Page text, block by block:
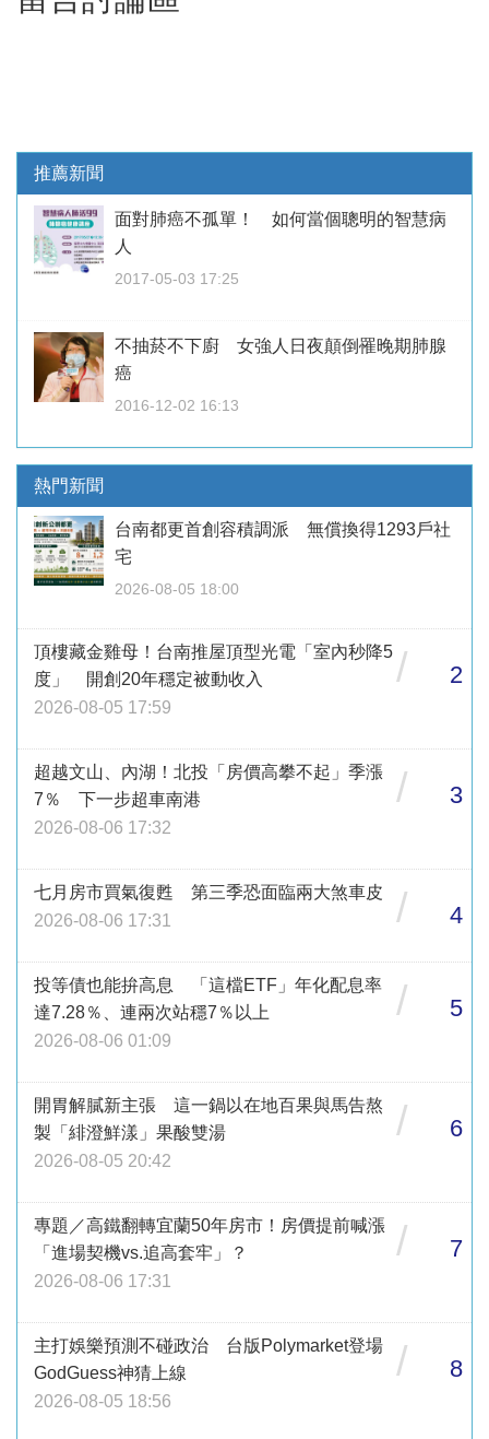
推薦新聞
面對肺癌不孤單！ 如何當個聰明的智慧病
人
2017-05-03 17:25
不抽菸不下廚 女強人日夜顛倒罹晚期肺腺
癌
2016-12-02 16:13
熱門新聞
台南都更首創容積調派 無償換得1293戶社
宅
2026-08-05 18:00
頂樓藏金雞母！台南推屋頂型光電「室內秒降5
度」 開創20年穩定被動收入
2026-08-05 17:59
/ 2
超越文山、內湖！北投「房價高攀不起」季漲
7％ 下一步超車南港
2026-08-06 17:32
/ 3
七月房市買氣復甦 第三季恐面臨兩大煞車皮
2026-08-06 17:31
/ 4
投等債也能拚高息 「這檔ETF」年化配息率
達7.28％、連兩次站穩7％以上
2026-08-06 01:09
/ 5
開胃解膩新主張 這一鍋以在地百果與馬告熬
製「緋澄鮮漾」果酸雙湯
2026-08-05 20:42
/ 6
專題／高鐵翻轉宜蘭50年房市！房價提前喊漲
「進場契機vs.追高套牢」？
2026-08-06 17:31
/ 7
主打娛樂預測不碰政治 台版Polymarket登場
GodGuess神猜上線
2026-08-05 18:56
/ 8